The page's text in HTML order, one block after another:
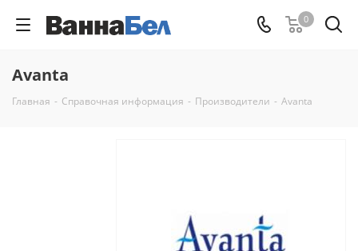
0
Avanta
Главная - Справочная информация - Производители - Avanta